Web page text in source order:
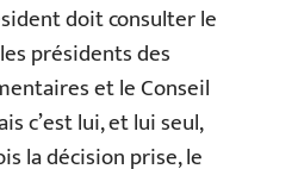
doit consulter le
présidents des
et le Conseil
c’est lui, et lui seul,
la décision prise, le